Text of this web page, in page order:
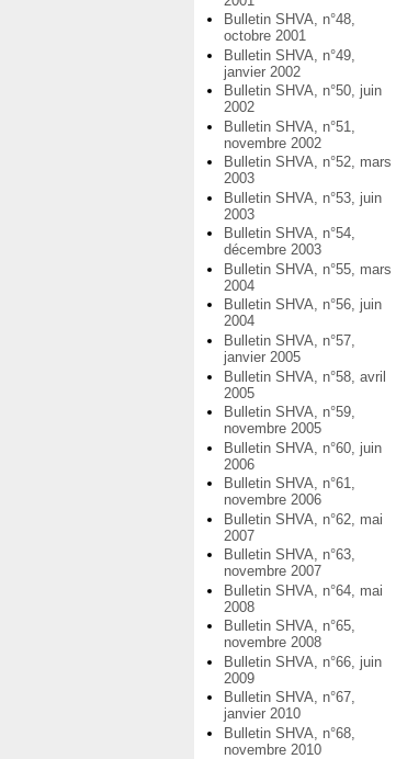
Bulletin SHVA, n°48,
octobre 2001
Bulletin SHVA, n°49,
janvier 2002
Bulletin SHVA, n°50, juin
2002
Bulletin SHVA, n°51,
novembre 2002
Bulletin SHVA, n°52, mars
2003
Bulletin SHVA, n°53, juin
2003
Bulletin SHVA, n°54,
décembre 2003
Bulletin SHVA, n°55, mars
2004
Bulletin SHVA, n°56, juin
2004
Bulletin SHVA, n°57,
janvier 2005
Bulletin SHVA, n°58, avril
2005
Bulletin SHVA, n°59,
novembre 2005
Bulletin SHVA, n°60, juin
2006
Bulletin SHVA, n°61,
novembre 2006
Bulletin SHVA, n°62, mai
2007
Bulletin SHVA, n°63,
novembre 2007
Bulletin SHVA, n°64, mai
2008
Bulletin SHVA, n°65,
novembre 2008
Bulletin SHVA, n°66, juin
2009
Bulletin SHVA, n°67,
janvier 2010
Bulletin SHVA, n°68,
novembre 2010